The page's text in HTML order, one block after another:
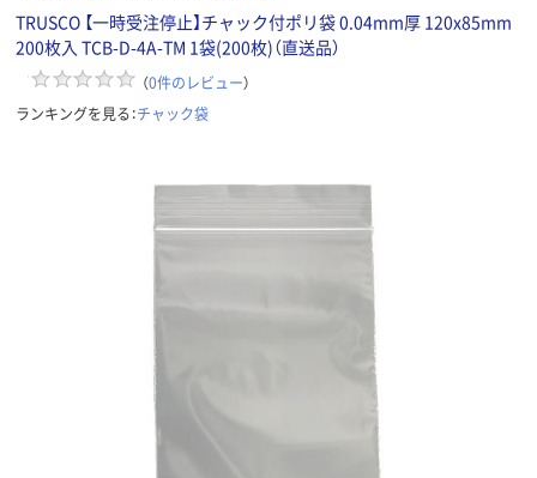
TRUSCO 【一時受注停止】チャック付ポリ袋 0.04mm厚 120x85mm
200枚入 TCB-D-4A-TM 1袋(200枚)（直送品）
（0件のレビュー）
ランキングを見る：チャック袋